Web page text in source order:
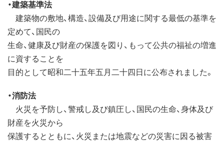
・建築基準法
建築物の敷地、構造、設備及び用途に関する最低の基準を
定めて、国民の
生命、健康及び財産の保護を図り、もって公共の福祉の増進
に資することを
目的として昭和二十五年五月二十四日に公布されました。
・消防法
火災を予防し、警戒し及び鎮圧し、国民の生命、身体及び
財産を火災から
保護するとともに、火災または地震などの災害に因る被害